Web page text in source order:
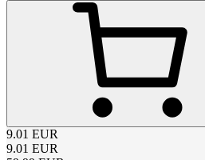
9.01 EUR
9.01 EUR